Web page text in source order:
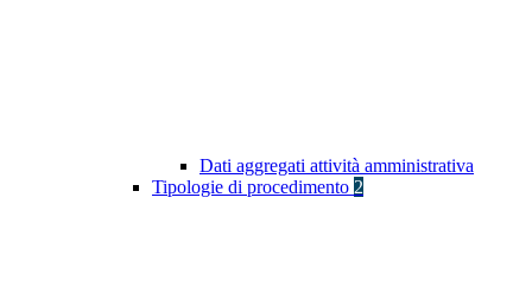
Dati aggregati attività amministrativa
Tipologie di procedimento 2